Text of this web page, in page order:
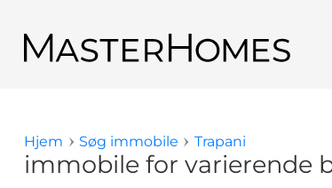
Tilbage til søge resultat
Du er her
Hjem Søg immobile Trapani
immobile for varierende